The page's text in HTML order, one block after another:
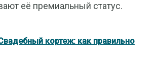
её премиальный статус.
кортеж: как правильно